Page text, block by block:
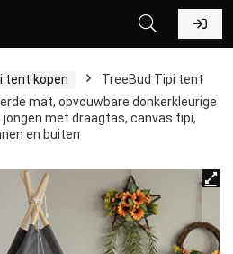
tent kopen
TreeBud Tipi tent
mat, opvouwbare donkerkleurige
met draagtas, canvas tipi,
en buiten